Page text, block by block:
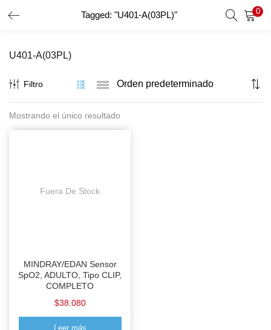
Tagged: "U401-A(03PL)" 0
INICIO DE SESIÓN
Introduzca su nombre de usuario y contraseña para iniciar
Recordar Datos
Recuperar Contraseña
U401-A(03PL)
Filtro
Mostrando el único resultado
Fuera De Stock
MINDRAY/EDAN Sensor
SpO2, ADULTO, Tipo CLIP,
COMPLETO
$38.080
Leer más